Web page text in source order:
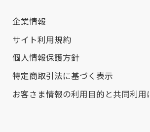
企業情報
サイト利用規約
個人情報保護方針
特定商取引法に基づく表示
お客さま情報の利用目的と共同利用